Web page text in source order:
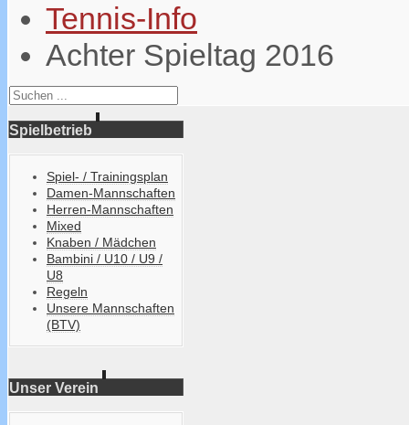
Tennis-Info
Achter Spieltag 2016
Spielbetrieb
Spiel- / Trainingsplan
Damen-Mannschaften
Herren-Mannschaften
Mixed
Knaben / Mädchen
Bambini / U10 / U9 /
U8
Regeln
Unsere Mannschaften
(BTV)
Unser Verein